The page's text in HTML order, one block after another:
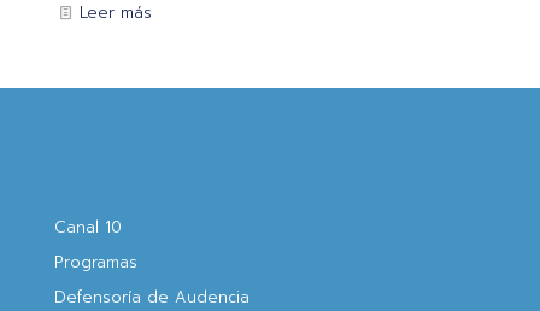
Leer más
Canal 10
Programas
Defensoría de Audencia